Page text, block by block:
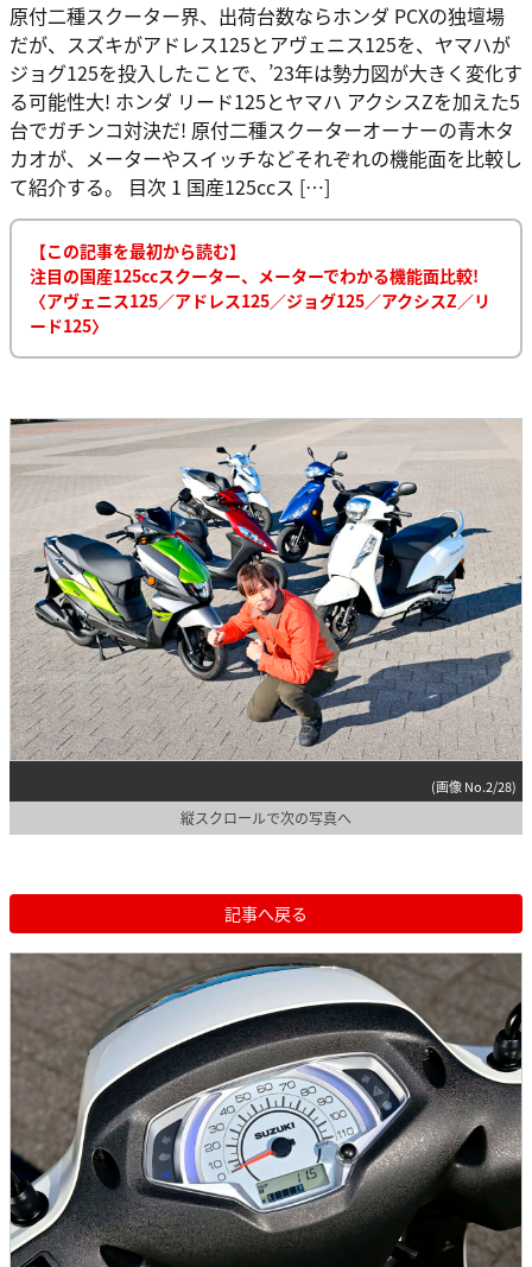
原付二種スクーター界、出荷台数ならホンダ PCXの独壇場
だが、スズキがアドレス125とアヴェニス125を、ヤマハが
ジョグ125を投入したことで、’23年は勢力図が大きく変化す
る可能性大! ホンダ リード125とヤマハ アクシスZを加えた5
台でガチンコ対決だ! 原付二種スクーターオーナーの青木タ
カオが、メーターやスイッチなどそれぞれの機能面を比較し
て紹介する。 目次 1 国産125ccス […]
【この記事を最初から読む】
注目の国産125ccスクーター、メーターでわかる機能面比較!
〈アヴェニス125／アドレス125／ジョグ125／アクシスZ／リ
ード125〉
(画像 No.2/28)
縦スクロールで次の写真へ
記事へ戻る